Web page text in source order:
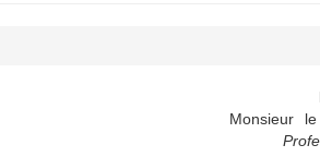
Monsieur le